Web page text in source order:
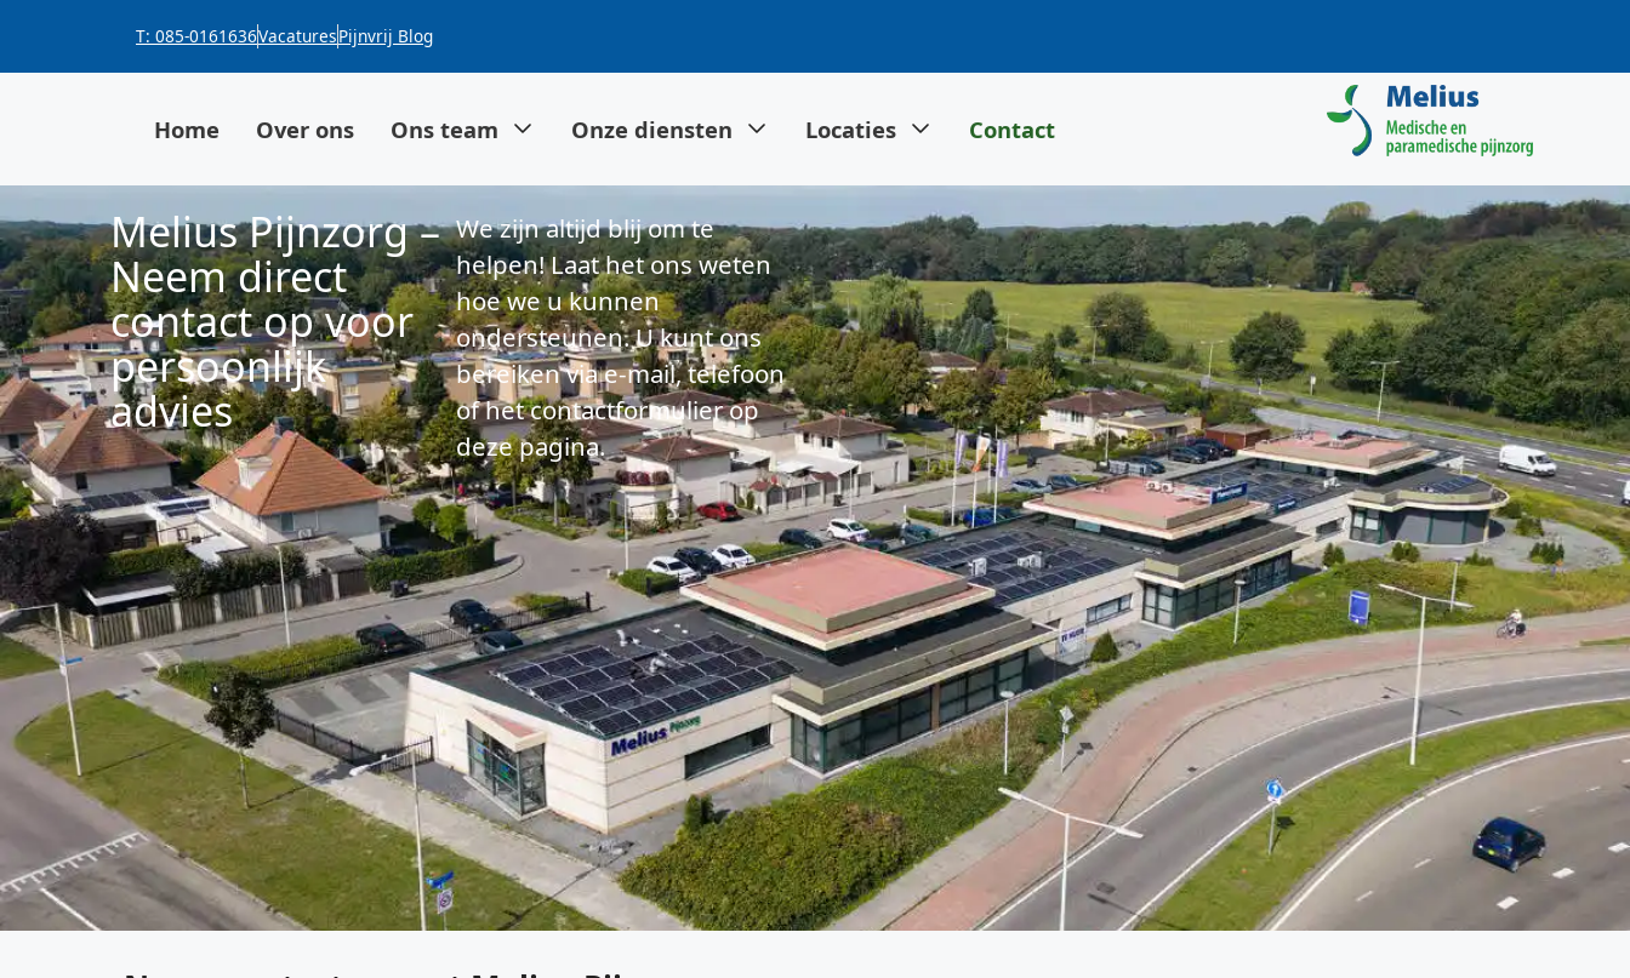
T: 085-0161636VacaturesPijnvrij Blog
Home Over ons Ons team Onze diensten Locaties Contact
Melius Pijnzorg –
Neem direct
contact op voor
persoonlijk
advies
We zijn altijd blij om te
helpen! Laat het ons weten
hoe we u kunnen
ondersteunen. U kunt ons
bereiken via e-mail, telefoon
of het contactformulier op
deze pagina.